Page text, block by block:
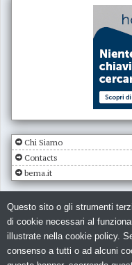
Chi Siamo
Contacts
bema.it
© Copyright 2026. Impianto
Questo sito o gli strumenti
di cookie necessari al
illustrate nella cookie policy.
consenso a tutti o ad alcuni